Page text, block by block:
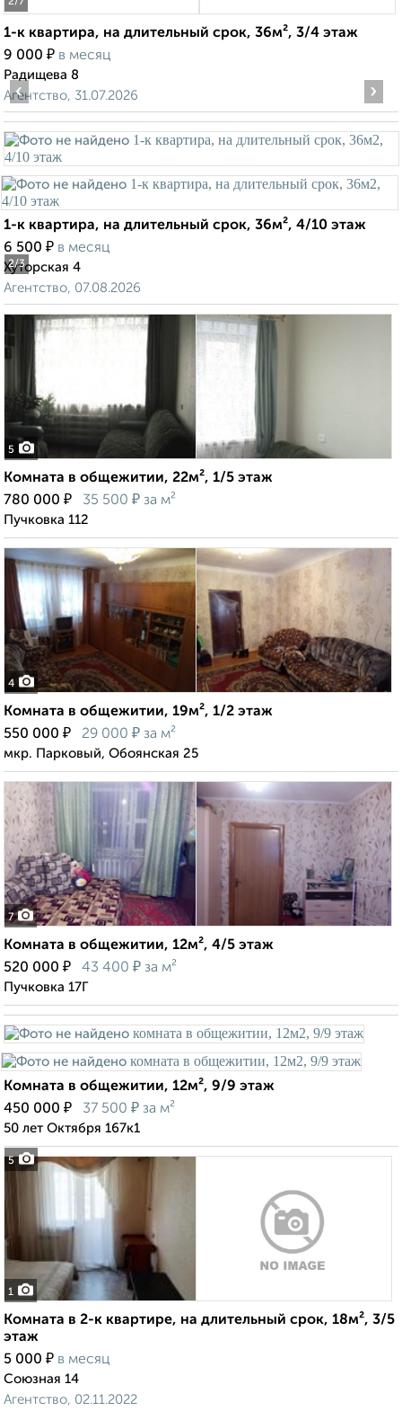
1-к квартира, на длительный срок, 36м², 3/4 этаж
9 000 ₽ в месяц
Радищева 8
Агентство, 31.07.2026
2/3
‹ ›
1-к квартира, на длительный срок, 36м², 4/10 этаж
6 500 ₽ в месяц
Хуторская 4
Агентство, 07.08.2026
5
Комната в общежитии, 22м², 1/5 этаж
780 000 ₽ 35 500 ₽ за м²
Пучковка 112
4
Комната в общежитии, 19м², 1/2 этаж
550 000 ₽ 29 000 ₽ за м²
мкр. Парковый, Обоянская 25
7
Комната в общежитии, 12м², 4/5 этаж
520 000 ₽ 43 400 ₽ за м²
Пучковка 17Г
5
Комната в общежитии, 12м², 9/9 этаж
450 000 ₽ 37 500 ₽ за м²
50 лет Октября 167к1
1
Комната в 2-к квартире, на длительный срок, 18м², 3/5
этаж
5 000 ₽ в месяц
Союзная 14
Агентство, 02.11.2022